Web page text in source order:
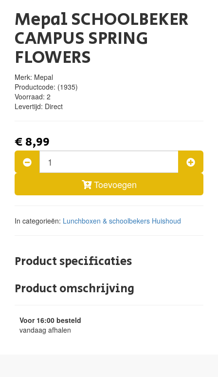
Mepal SCHOOLBEKER
CAMPUS SPRING
FLOWERS
Merk: Mepal
Productcode: (1935)
Voorraad: 2
Levertijd: Direct
€ 8,99
Toevoegen
In categorieën: Lunchboxen & schoolbekers Huishoud
Product specificaties
Product omschrijving
Voor 16:00 besteld
vandaag afhalen